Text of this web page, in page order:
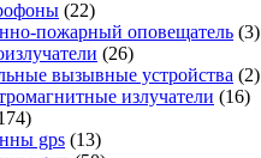
(22)
пожарный оповещатель (3)
(26)
вызывные устройства (2)
излучатели (16)
gps (13)